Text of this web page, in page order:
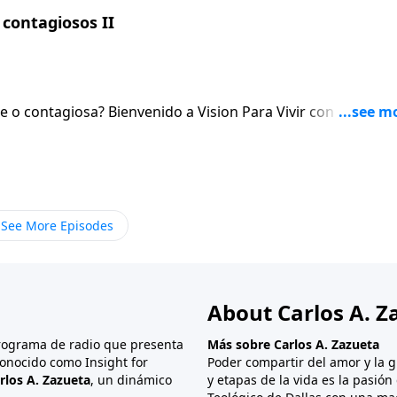
II
Para Vivir con el pastor
See More Episodes
de radio que presenta
como Insight for
A. Zazueta, un dinámico
About Carlos A.
Más sobre Carlos A. Zazueta
Poder compartir del amor y la
y etapas de la vida es la